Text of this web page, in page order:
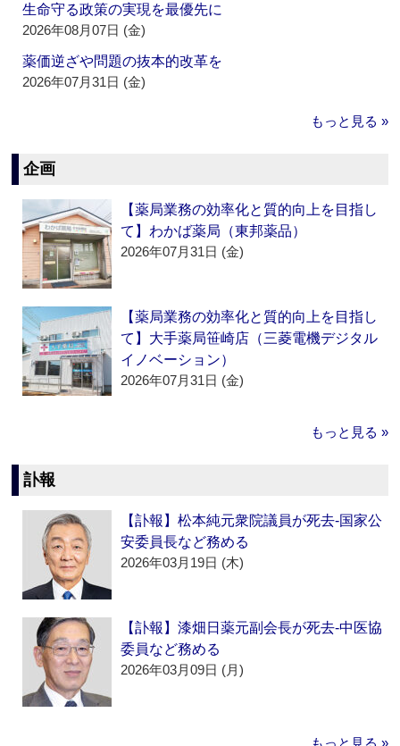
生命守る政策の実現を最優先に
2026年08月07日 (金)
薬価逆ざや問題の抜本的改革を
2026年07月31日 (金)
もっと見る »
企画
【薬局業務の効率化と質的向上を目指し
て】わかば薬局（東邦薬品）
2026年07月31日 (金)
【薬局業務の効率化と質的向上を目指し
て】大手薬局笹崎店（三菱電機デジタル
イノベーション）
2026年07月31日 (金)
もっと見る »
訃報
【訃報】松本純元衆院議員が死去‐国家公
安委員長など務める
2026年03月19日 (木)
【訃報】漆畑日薬元副会長が死去‐中医協
委員など務める
2026年03月09日 (月)